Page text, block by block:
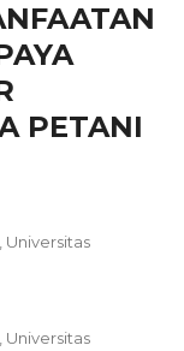
PETANI
Universitas
Universitas